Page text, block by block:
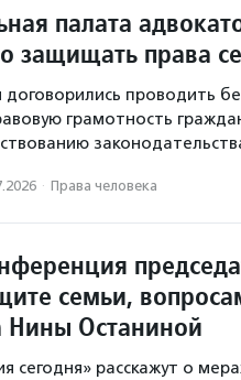
палата
защищать права
договорились проводить
грамотность
· Права человека
семьи,
Нины Останиной
сегодня» расскажут о